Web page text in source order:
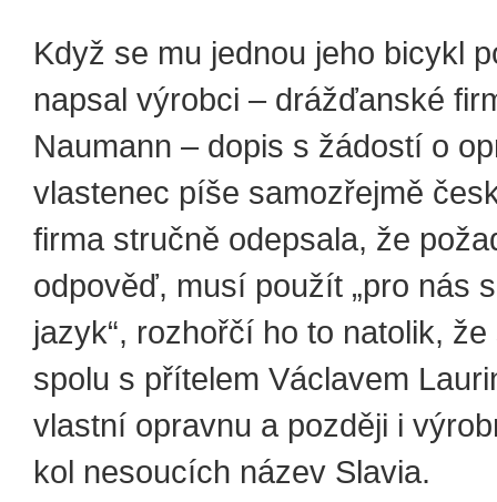
Když se mu jednou jeho bicykl
napsal výrobci – drážďanské
Naumann – dopis s žádostí o
vlastenec píše samozřejmě
firma stručně odepsala, že
odpověď, musí použít „pro nás
jazyk“, rozhořčí ho to natolik,
spolu s přítelem Václavem
vlastní opravnu a později i
kol nesoucích název Slavia.